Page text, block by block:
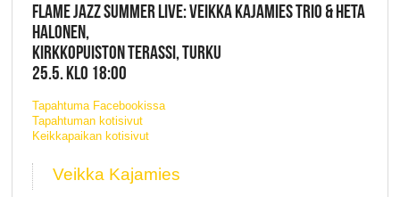
FLAME JAZZ SUMMER LIVE: VEIKKA KAJAMIES TRIO & HETA
HALONEN,
KIRKKOPUISTON TERASSI, TURKU
25.5. KLO 18:00
Tapahtuma Facebookissa
Tapahtuman kotisivut
Keikkapaikan kotisivut
Veikka Kajamies